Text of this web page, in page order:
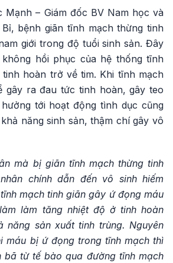
Mạnh – Giám đốc BV Nam học và
bệnh giãn tĩnh mạch thừng tinh
giới trong độ tuổi sinh sản. Đây
hồi phục của hệ thống tĩnh
hoàn trở về tim. Khi tĩnh mạch
gây ra đau tức tinh hoàn, gây teo
tới hoạt động tình dục cũng
năng sinh sản, thậm chí gây vô
mà bị giãn tĩnh mạch thừng tinh
chính dẫn đến vô sinh hiếm
mạch tinh giãn gây ứ đọng máu
làm tăng nhiệt độ ở tinh hoàn
năng sản xuất tinh trùng. Nguyên
máu bị ứ đọng trong tĩnh mạch thì
bã từ tế bào qua đường tĩnh mạch